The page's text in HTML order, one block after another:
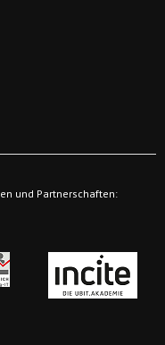
und Partnerschaften: